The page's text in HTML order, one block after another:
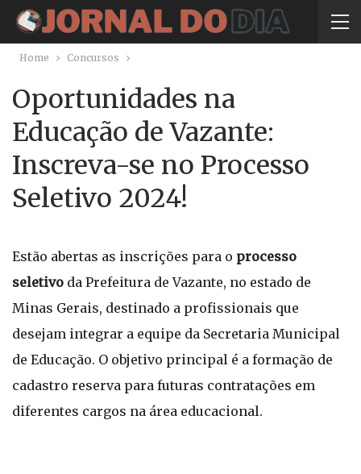
Home Concursos
Oportunidades na
Educação de Vazante:
Inscreva-se no Processo
Seletivo 2024!
Estão abertas as inscrições para o processo
seletivo da Prefeitura de Vazante, no estado de
Minas Gerais, destinado a profissionais que
desejam integrar a equipe da Secretaria Municipal
de Educação. O objetivo principal é a formação de
cadastro reserva para futuras contratações em
diferentes cargos na área educacional.